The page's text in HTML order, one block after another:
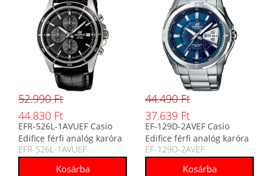
52.990 Ft
44.830 Ft
EFR-526L-1AVUEF Casio
Edifice férfi analóg karóra
EFR-526L-1AVUEF
44.490 Ft
37.639 Ft
EF-129D-2AVEF Casio
Edifice férfi analóg karóra
EF-129D-2AVEF